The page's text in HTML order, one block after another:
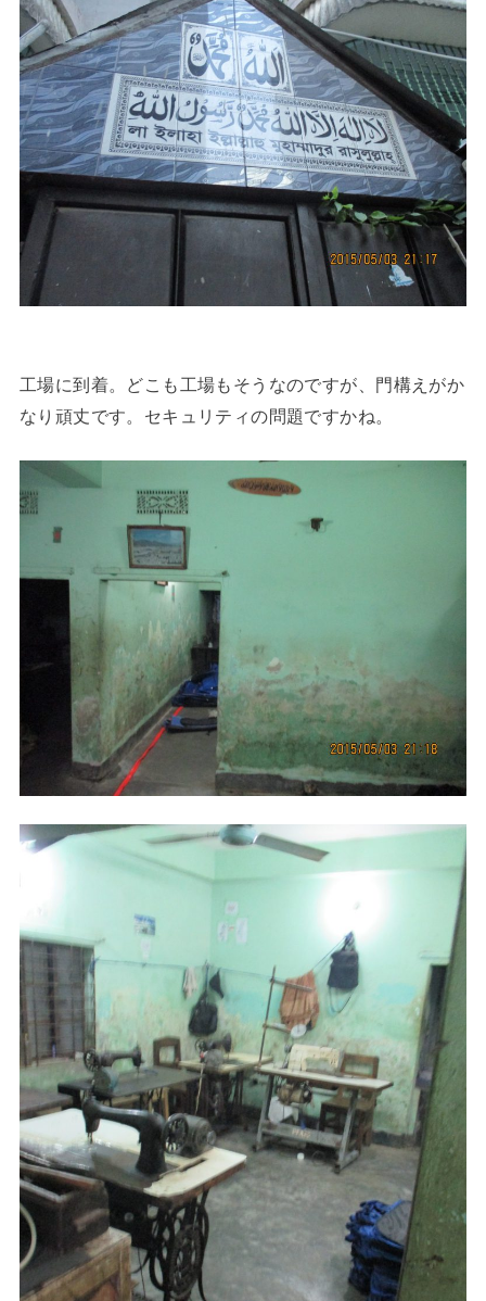
工場に到着。どこも工場もそうなのですが、門構えがか
なり頑丈です。セキュリティの問題ですかね。